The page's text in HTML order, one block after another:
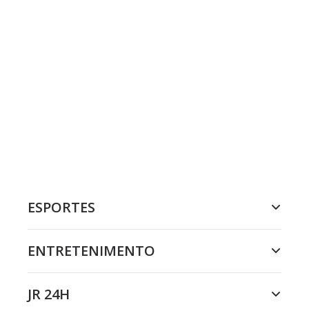
ESPORTES
ENTRETENIMENTO
JR 24H